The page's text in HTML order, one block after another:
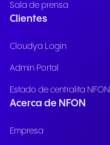
Sala de prensa
Clientes
Cloudya Login
Admin Portal
Estado de centralita NFON
Acerca de NFON
Empresa